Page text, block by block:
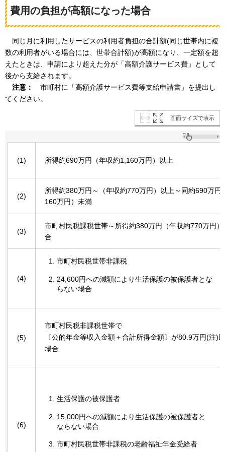
費用の負担が高額になった場合
同じ月に利用したサービスの利用者負担の合計額(同じ世帯内に複
数の利用者がいる場合には、世帯合計額)が高額になり、一定額を超
えたときは、申請により超えた分が「高額介護サービス費」として
後から支給されます。
注意：
市町村に
「高額介護サービス費等支給申請書」を提出し
てください。
画面サイズで表示
(1) 所得約690万円（年収約1,160万円）以上
(2)
所得約380万円～（年収約770万円）以上～同約690万円
160万円）未満
(3)
市町村民税課税世帯～所得約380万円（年収約770万円
合
(4)
市町村民税世帯非課税
24,600円への減額により生活保護の被保護者とな
らない場合
(5)
市町村民税非課税世帯で
〔公的年金等収入金額＋合計所得金額〕が80.9万円(注)
場合
(6)
生活保護の被保護者
15,000円への減額により生活保護の被保護者と
ならない場合
市町村民税世帯非課税の老齢福祉年金受給者